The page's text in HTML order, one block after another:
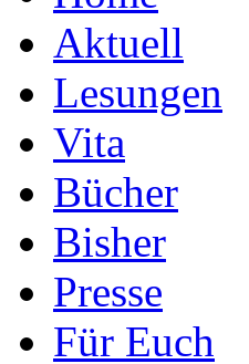
Aktuell
Lesungen
Vita
Bücher
Bisher
Presse
Für Euch